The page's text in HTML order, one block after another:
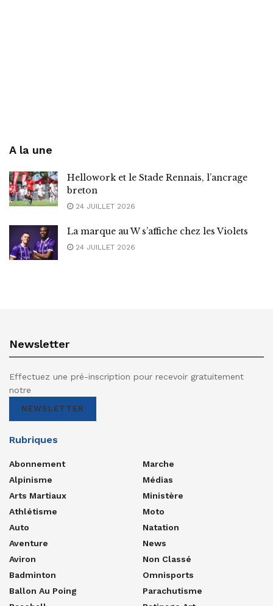
A la une
Hellowork et le Stade Rennais, l’ancrage
breton
24 JUILLET 2026
La marque au W s’affiche chez les Violets
24 JUILLET 2026
Newsletter
Effectuez une pré-inscription pour recevoir gratuitement
notre
NEWSLETTER
Rubriques
Abonnement
Alpinisme
Arts Martiaux
Athlétisme
Auto
Aventure
Aviron
Badminton
Ballon Au Poing
Marche
Médias
Ministère
Moto
Natation
News
Non Classé
Omnisports
Parachutisme